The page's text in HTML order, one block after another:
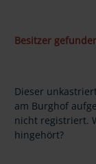
Besitzer
Dieser
am Burghof
nicht registriert.
hingehört?